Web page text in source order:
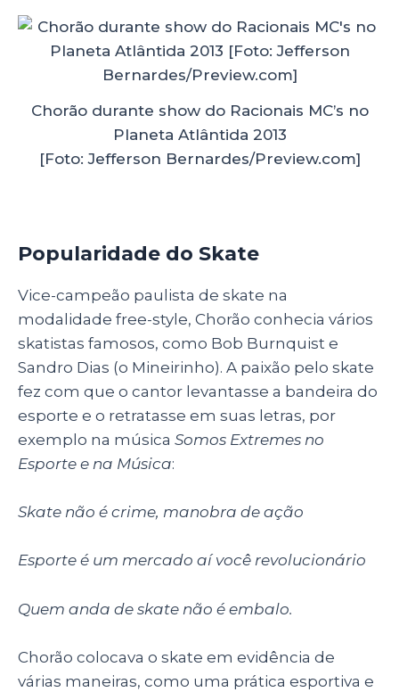
Chorão durante show do Racionais MC’s no
Planeta Atlântida 2013
[Foto: Jefferson Bernardes/Preview.com]
Popularidade do Skate
Vice-campeão paulista de skate na
modalidade free-style, Chorão conhecia vários
skatistas famosos, como Bob Burnquist e
Sandro Dias (o Mineirinho). A paixão pelo skate
fez com que o cantor levantasse a bandeira do
esporte e o retratasse em suas letras, por
exemplo na música Somos Extremes no
Esporte e na Música:
Skate não é crime, manobra de ação
Esporte é um mercado aí você revolucionário
Quem anda de skate não é embalo.
Chorão colocava o skate em evidência de
várias maneiras, como uma prática esportiva e